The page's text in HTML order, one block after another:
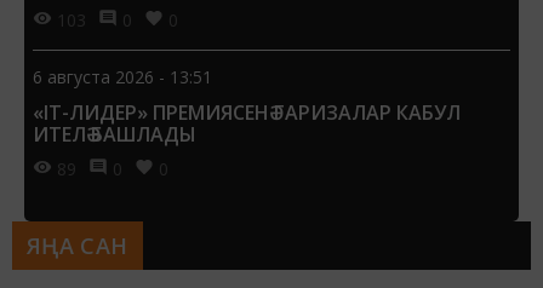
103 0 0
6 августа 2026 - 13:51
«IT-ЛИДЕР» ПРЕМИЯСЕНӘ ГАРИЗАЛАР КАБУЛ
ИТЕЛӘ БАШЛАДЫ
89 0 0
ЯҢА САН